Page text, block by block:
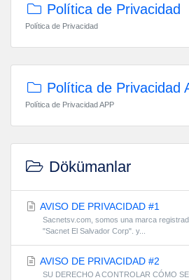
Política de Privacidad
Política de Privacidad
Política de Privacidad
Política de Privacidad APP
Dökümanlar
AVISO DE PRIVACIDAD #1
Sacnetsv.com, somos una marca
"Sacnet El Salvador Corp". y...
AVISO DE PRIVACIDAD #2
SU DERECHO A CONTROLAR CÓMO